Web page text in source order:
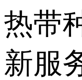
热带
新服